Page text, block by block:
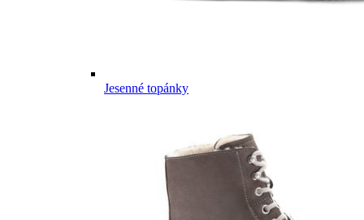
Jesenné topánky